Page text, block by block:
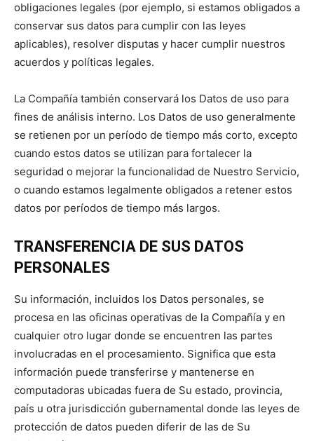
obligaciones legales (por ejemplo, si estamos obligados a
conservar sus datos para cumplir con las leyes
aplicables), resolver disputas y hacer cumplir nuestros
acuerdos y políticas legales.
La Compañía también conservará los Datos de uso para
fines de análisis interno. Los Datos de uso generalmente
se retienen por un período de tiempo más corto, excepto
cuando estos datos se utilizan para fortalecer la
seguridad o mejorar la funcionalidad de Nuestro Servicio,
o cuando estamos legalmente obligados a retener estos
datos por períodos de tiempo más largos.
TRANSFERENCIA DE SUS DATOS
PERSONALES
Su información, incluidos los Datos personales, se
procesa en las oficinas operativas de la Compañía y en
cualquier otro lugar donde se encuentren las partes
involucradas en el procesamiento. Significa que esta
información puede transferirse y mantenerse en
computadoras ubicadas fuera de Su estado, provincia,
país u otra jurisdicción gubernamental donde las leyes de
protección de datos pueden diferir de las de Su